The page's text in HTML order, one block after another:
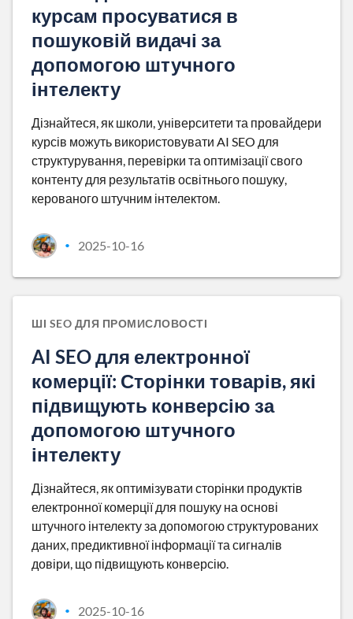
курсам просуватися в
пошуковій видачі за
допомогою штучного
інтелекту
Дізнайтеся, як школи, університети та провайдери
курсів можуть використовувати AI SEO для
структурування, перевірки та оптимізації свого
контенту для результатів освітнього пошуку,
керованого штучним інтелектом.
• 2025-10-16
ШІ SEO ДЛЯ ПРОМИСЛОВОСТІ
AI SEO для електронної
комерції: Сторінки товарів, які
підвищують конверсію за
допомогою штучного
інтелекту
Дізнайтеся, як оптимізувати сторінки продуктів
електронної комерції для пошуку на основі
штучного інтелекту за допомогою структурованих
даних, предиктивної інформації та сигналів
довіри, що підвищують конверсію.
• 2025-10-16